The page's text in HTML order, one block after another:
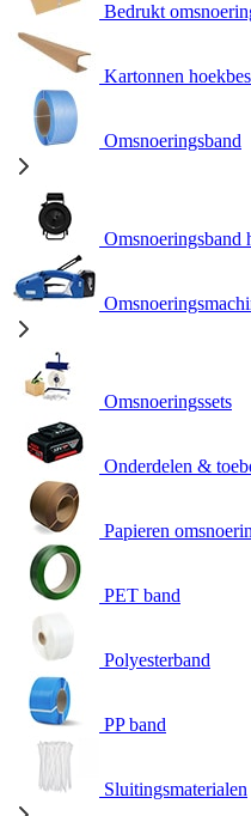
Bedrukt
Kartonnen
Omsnoeringsband
Omsnoeringsband
Omsnoeringssets
Onderdelen &
Papieren
PET band
Polyesterband
PP band
Sluitingsmaterialen